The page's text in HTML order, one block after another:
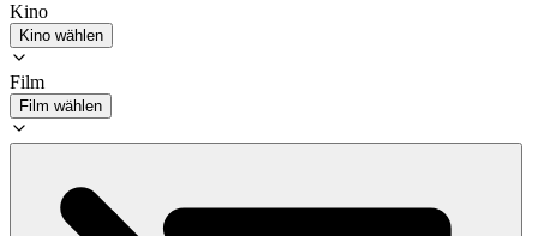
Kino
Kino wählen
Film
Film wählen